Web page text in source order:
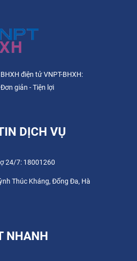
điện tử VNPT-BHXH:
giản - Tiện lợi
DỊCH VỤ
24/7: 18001260
Thúc Kháng, Đống Đa, Hà
NHANH